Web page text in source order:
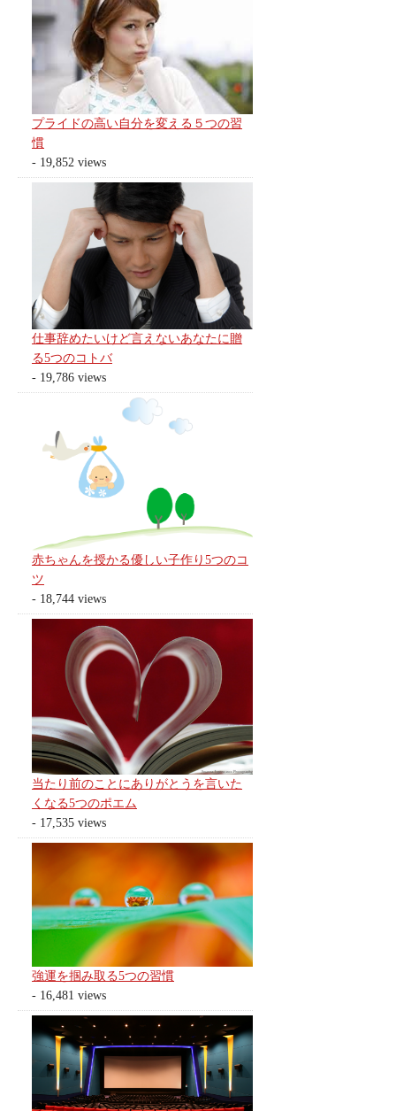
プライドの高い自分を変える５つの習
慣
- 19,852 views
仕事辞めたいけど言えないあなたに贈
る5つのコトバ
- 19,786 views
赤ちゃんを授かる優しい子作り5つのコ
ツ
- 18,744 views
当たり前のことにありがとうを言いた
くなる5つのポエム
- 17,535 views
強運を掴み取る5つの習慣
- 16,481 views